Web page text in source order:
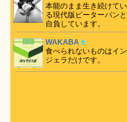
本能のまま生き続けてい
る現代版ピーターパンと
自負しています。
WAKABA
食べられないものはイン
ジェラだけです。